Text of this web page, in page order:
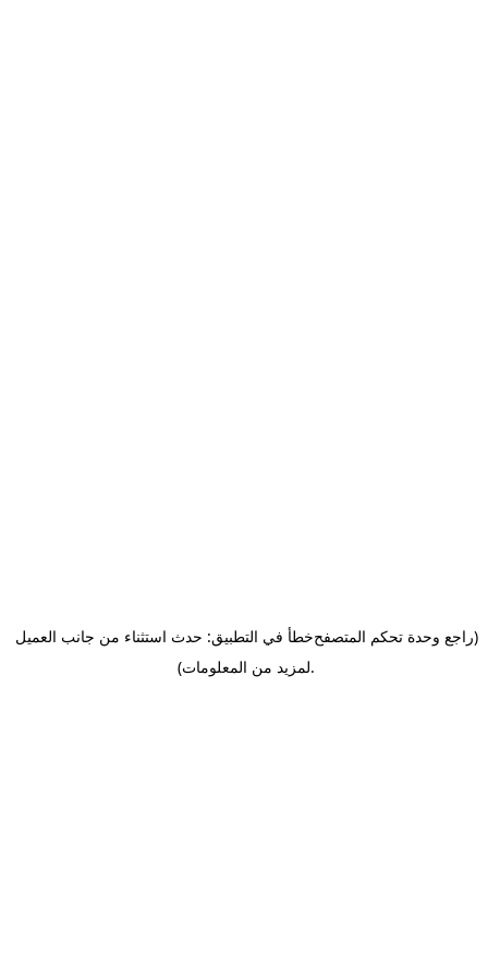
خطأ في التطبيق: حدث استثناء من جانب العميل(راجع وحدة تحكم المتصفح
لمزيد من المعلومات).